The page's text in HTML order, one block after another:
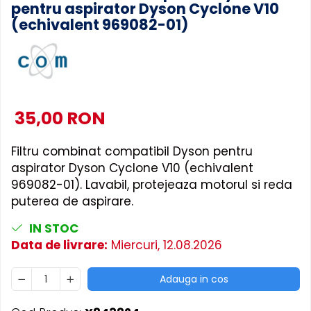
Accesorii Piese Masini Spalat
Rufe si Uscatoare
Accesorii Electrocasnice Mici
Filtre Purificatoare Aer
pentru aspirator Dyson Cyclone V10
(echivalent 969082-01)
35,00 RON
Filtru combinat compatibil Dyson pentru
aspirator Dyson Cyclone V10 (echivalent
969082-01). Lavabil, protejeaza motorul si reda
puterea de aspirare.
IN STOC
Data de livrare: Miercuri, 12.08.2026
Adauga in cos